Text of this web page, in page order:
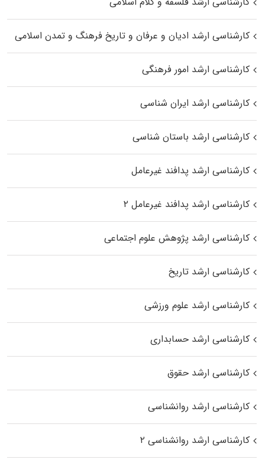
کارشناسی ارشد ادیان و عرفان و تاریخ فرهنگ و تمدن اسلامی
کارشناسی ارشد امور فرهنگی
کارشناسی ارشد ایران شناسی
کارشناسی ارشد باستان شناسی
کارشناسی ارشد پدافند غیرعامل
کارشناسی ارشد پدافند غیرعامل ۲
کارشناسی ارشد پژوهش علوم اجتماعی
کارشناسی ارشد تاریخ
کارشناسی ارشد علوم ورزشی
کارشناسی ارشد حسابداری
کارشناسی ارشد حقوق
کارشناسی ارشد روانشناسی
کارشناسی ارشد روانشناسی ۲